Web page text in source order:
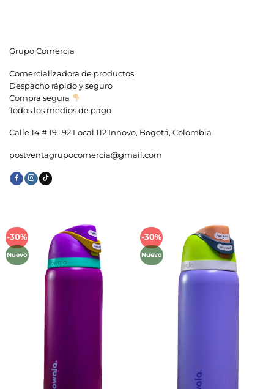
Grupo Comercia
Comercializadora de productos
Despacho rápido y seguro
Compra segura
Todos los medios de pago
Calle 14 # 19 -92 Local 112 Innovo, Bogotá, Colombia
postventagrupocomercia@gmail.com
-30%
Nuevo
Añadir
lista de
deseos
-30%
Nuevo
Añadir
lista de
deseos